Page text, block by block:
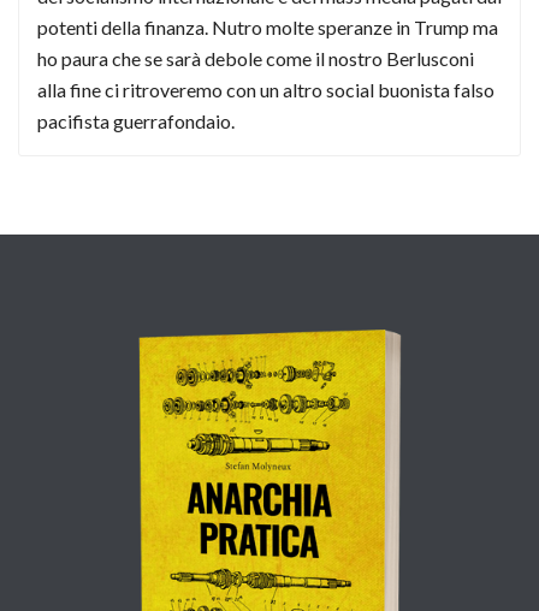
potenti della finanza. Nutro molte speranze in Trump ma
ho paura che se sarà debole come il nostro Berlusconi
alla fine ci ritroveremo con un altro social buonista falso
pacifista guerrafondaio.